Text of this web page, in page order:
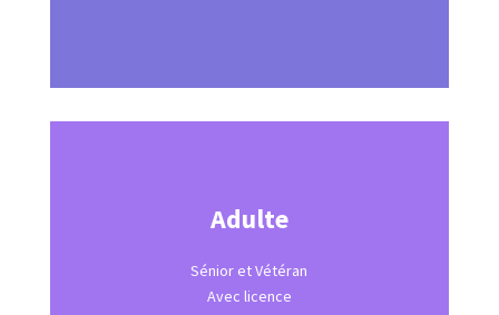
Adulte
Sénior et Vétéran
Avec licence